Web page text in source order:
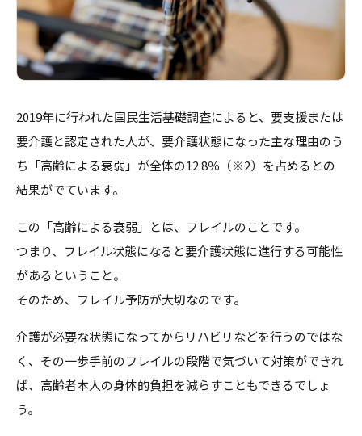
2019年に行われた国民生活基礎調査によると、要支援または
要介護と認定された人が、要介護状態になった主な理由のう
ち「高齢による衰弱」が全体の12.8％（※2）を占めるとの
結果がでています。
この「高齢による衰弱」とは、フレイルのことです。
つまり、フレイル状態になると要介護状態に進行する可能性
があるということ。
そのため、フレイル予防が大切なのです。
介護が必要な状態になってからリハビリなどを行うのではな
く、その一歩手前のフレイルの段階で気づいて対策ができれ
ば、高齢者本人の身体的負担を減らすこともできるでしょ
う。